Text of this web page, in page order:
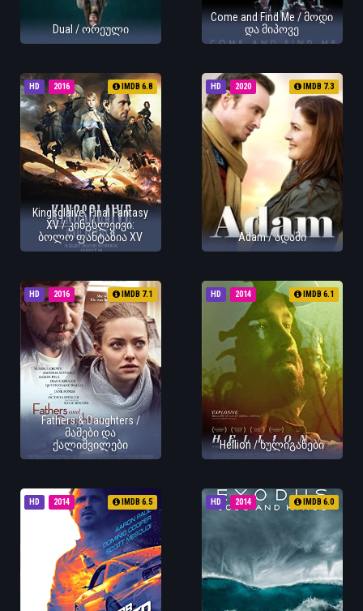
Dual / ორეული
Come and Find Me / მოდი
და მიპოვე
HD 2016 IMDB 6.8
Kingsglaive: Final Fantasy
XV / კინგსლეივი:
ბოლო ფანტაზია XV
HD 2020 IMDB 7.3
Adam / ადამი
HD 2016 IMDB 7.1
Fathers & Daughters /
მამები და
ქალიშვილები
HD 2014 IMDB 6.1
Hellion / ხულიგანები
HD 2014 IMDB 6.5 HD 2014 IMDB 6.0